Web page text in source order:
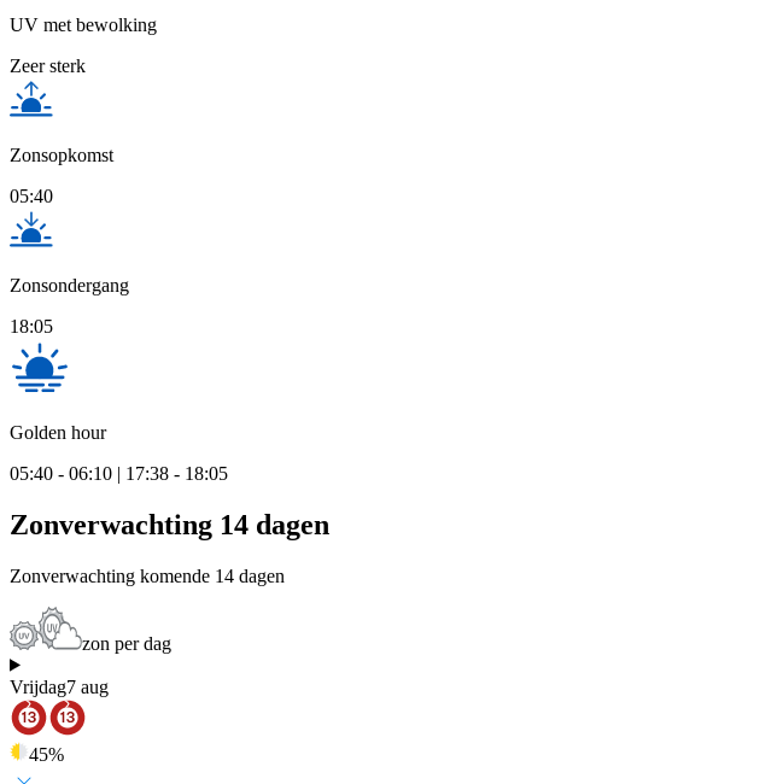
UV met bewolking
Zeer sterk
Zonsopkomst
05:40
Zonsondergang
18:05
Golden hour
05:40 - 06:10 | 17:38 - 18:05
Zonverwachting 14 dagen
Zonverwachting komende 14 dagen
zon per dag
Vrijdag7 aug
45%